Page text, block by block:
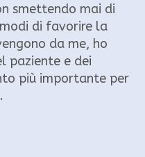
smettendo mai di
di favorire la
da me, ho
paziente e dei
più importante per